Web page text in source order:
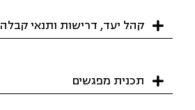
קהל יעד, דרישות ותנאי קבלה
תכנית מפגשים